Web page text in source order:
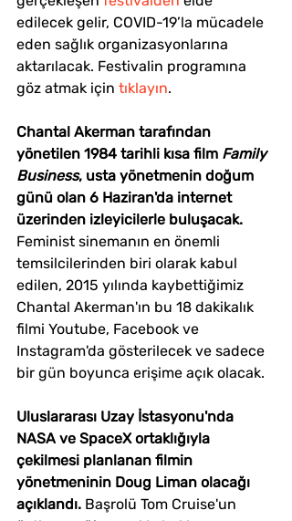
edilecek gelir, COVID-19’la mücadele
eden sağlık organizasyonlarına
aktarılacak. Festivalin programına
göz atmak için tıklayın.
Chantal Akerman tarafından
yönetilen 1984 tarihli kısa film Family
Business, usta yönetmenin doğum
günü olan 6 Haziran'da internet
üzerinden izleyicilerle buluşacak.
Feminist sinemanın en önemli
temsilcilerinden biri olarak kabul
edilen, 2015 yılında kaybettiğimiz
Chantal Akerman'ın bu 18 dakikalık
filmi Youtube, Facebook ve
Instagram'da gösterilecek ve sadece
bir gün boyunca erişime açık olacak.
Uluslararası Uzay İstasyonu'nda
NASA ve SpaceX ortaklığıyla
çekilmesi planlanan filmin
yönetmeninin Doug Liman olacağı
açıklandı. Başrolü Tom Cruise'un